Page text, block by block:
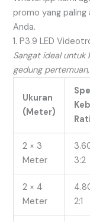
promo yang paling
Anda.
1. P3.9 LED
Sangat ideal untuk
gedung
Ukuran
(Meter)
2 × 3
Meter
3:2
2 × 4
Meter
2:1